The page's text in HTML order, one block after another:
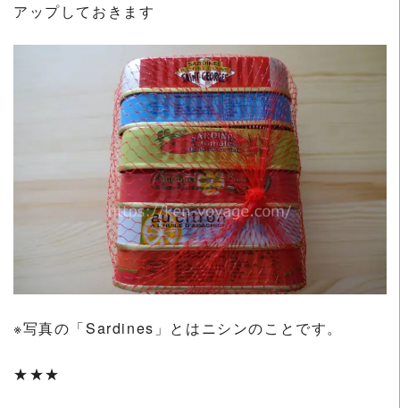
アップしておきます
※写真の「Sardines」とはニシンのことです。
★★★